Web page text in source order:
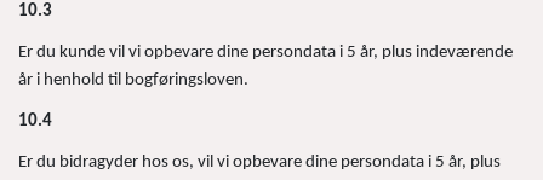
10.3
Er du kunde vil vi opbevare dine persondata i 5 år, plus indeværende
år i henhold til bogføringsloven.
10.4
Er du bidragyder hos os, vil vi opbevare dine persondata i 5 år, plus